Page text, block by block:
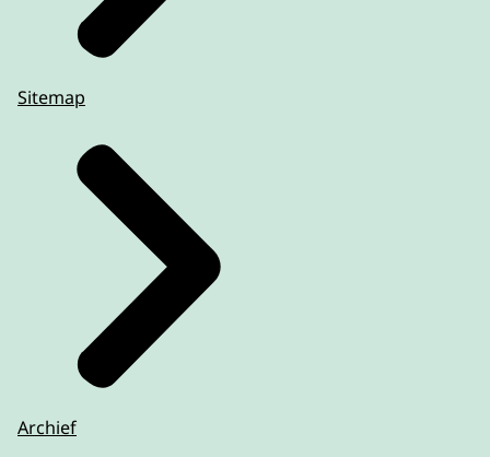
tijdsspanne apart neemt en één-op-één
begeleidt, adviseert en/of behandelt.
Sitemap
Archief